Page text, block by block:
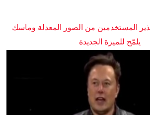
المستخدمين من الصور المعدلة وماسك
يلمّح للميزة الجديدة